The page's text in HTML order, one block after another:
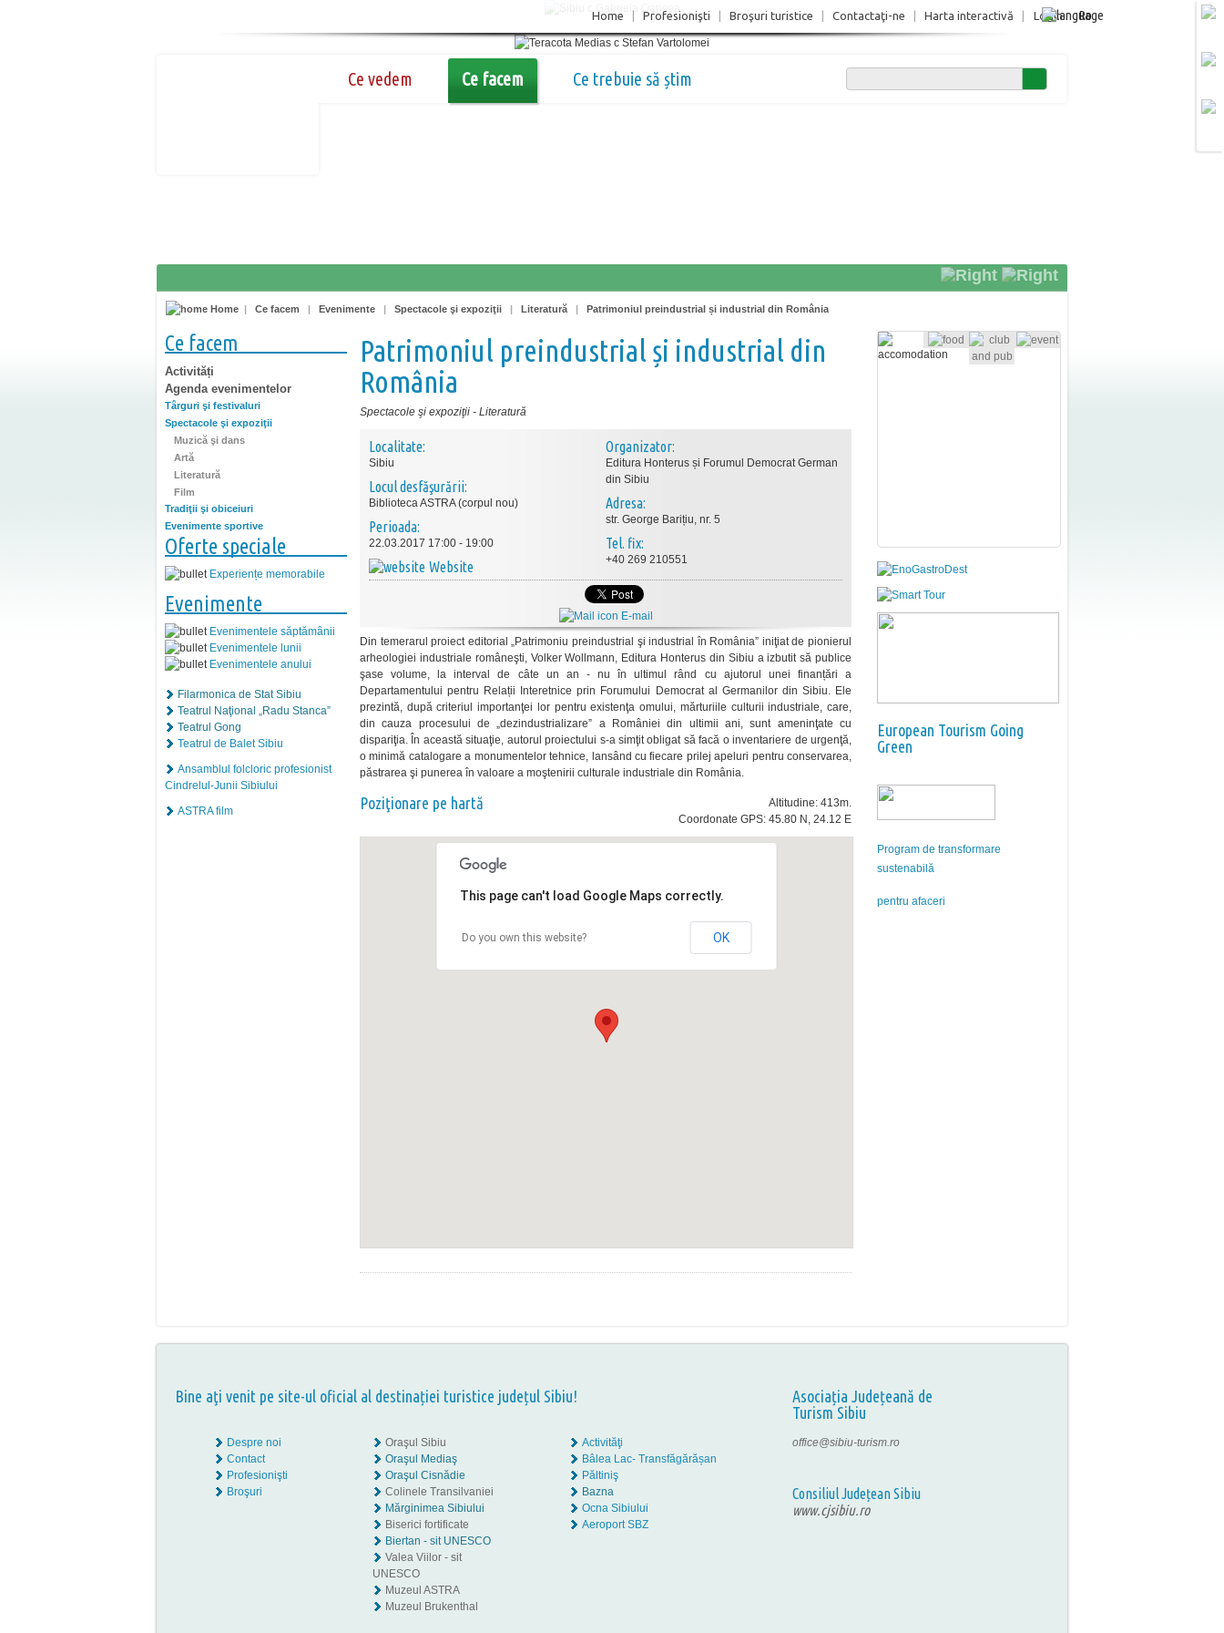
Login Ro
Home Profesionişti Broşuri turistice Contactaţi-ne Harta interactivă
Ce vedem Ce facem Ce trebuie să știm
Home | Ce facem | Evenimente | Spectacole şi expoziţii | Literatură | Patrimoniul preindustrial și industrial din România
Ce facem
Activități
Agenda evenimentelor
Târguri şi festivaluri
Spectacole şi expoziţii
Muzică şi dans
Artă
Literatură
Film
Tradiţii şi obiceiuri
Evenimente sportive
Oferte speciale
Experiențe memorabile
Evenimente
Evenimentele săptămânii
Evenimentele lunii
Evenimentele anului
Filarmonica de Stat Sibiu
Teatrul Naţional „Radu Stanca”
Teatrul Gong
Teatrul de Balet Sibiu
Ansamblul folcloric profesionist
Cindrelul-Junii Sibiului
ASTRA film
Patrimoniul preindustrial și industrial din
România
Spectacole şi expoziţii - Literatură
Localitate:
Sibiu
Locul desfăşurării:
Biblioteca ASTRA (corpul nou)
Perioada:
22.03.2017 17:00 - 19:00
Website
Organizator:
Editura Honterus și Forumul Democrat German
din Sibiu
Adresa:
str. George Barițiu, nr. 5
Tel. fix:
+40 269 210551
E-mail
Din temerarul proiect editorial „Patrimoniu preindustrial şi industrial în România” iniţiat de pionierul
arheologiei industriale româneşti, Volker Wollmann, Editura Honterus din Sibiu a izbutit să publice
şase volume, la interval de câte un an - nu în ultimul rând cu ajutorul unei finanțări a
Departamentului pentru Relații Interetnice prin Forumului Democrat al Germanilor din Sibiu. Ele
prezintă, după criteriul importanţei lor pentru existenţa omului, mărturiile culturii industriale, care,
din cauza procesului de „dezindustrializare” a României din ultimii ani, sunt ameninţate cu
dispariţia. În această situaţie, autorul proiectului s-a simţit obligat să facă o inventariere de urgenţă,
o minimă catalogare a monumentelor tehnice, lansând cu fiecare prilej apeluri pentru conservarea,
păstrarea şi punerea în valoare a moştenirii culturale industriale din România.
Altitudine: 413m.
Coordonate GPS: 45.80 N, 24.12 E
Poziţionare pe hartă
This page can't load Google Maps correctly.
Do you own this website? OK
European Tourism Going
Green
Program de transformare
sustenabilă
pentru afaceri
Bine aţi venit pe site-ul oficial al destinației turistice județul Sibiu!
Asociația Județeană de
Turism Sibiu
Despre noi
Contact
Profesionişti
Broşuri
Oraşul Sibiu
Oraşul Mediaş
Oraşul Cisnădie
Colinele Transilvaniei
Mărginimea Sibiului
Biserici fortificate
Biertan - sit UNESCO
Valea Viilor - sit
UNESCO
Muzeul ASTRA
Muzeul Brukenthal
Activităţi
Bâlea Lac- Transfăgărășan
Păltiniş
Bazna
Ocna Sibiului
Aeroport SBZ
office@sibiu-turism.ro
Consiliul Județean Sibiu
www.cjsibiu.ro